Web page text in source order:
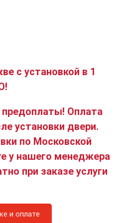
с установкой в 1
Оплата
установки двери.
по Московской
у нашего менеджера
при заказе услуги
и оплате